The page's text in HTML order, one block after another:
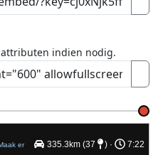
attributen indien nodig.